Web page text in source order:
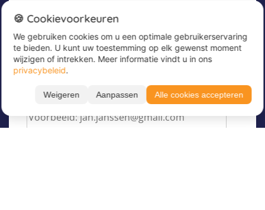
Nieuwsbrief
Meld u nu aan voor onze nieuwsbrief om
geweldige aanbiedingen te ontvangen en op de
hoogte te blijven!
Voer hier uw e-mailadres in*
🍪 Cookievoorkeuren
We gebruiken cookies om u een optimale gebruikerservaring
te bieden. U kunt uw toestemming op elk gewenst moment
wijzigen of intrekken. Meer informatie vindt u in ons
privacybeleid.
Weigeren Aanpassen Alle cookies accepteren